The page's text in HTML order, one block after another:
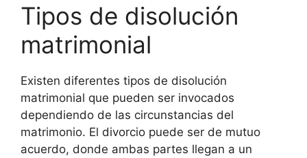
Tipos de disolución
matrimonial
Existen diferentes tipos de disolución
matrimonial que pueden ser invocados
dependiendo de las circunstancias del
matrimonio. El divorcio puede ser de mutuo
acuerdo, donde ambas partes llegan a un